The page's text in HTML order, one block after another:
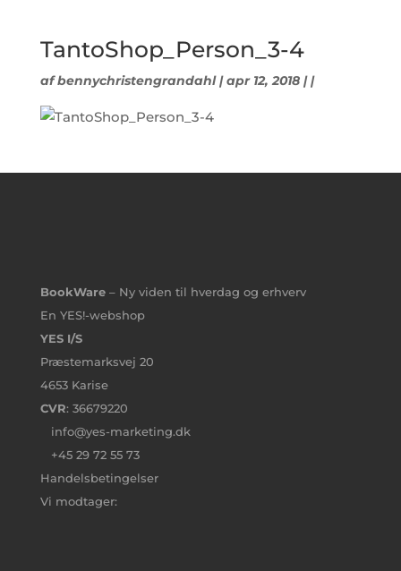
TantoShop_Person_3-4
afbennychristengrandahl| apr 12, 2018 | |
BookWare– Ny viden til hverdag og erhverv
En YES!-webshop
YES I/S
Præstemarksvej 20
4653 Karise
CVR: 36679220
info@yes-marketing.dk
+45 29 72 55 73
Handelsbetingelser
Vi modtager: